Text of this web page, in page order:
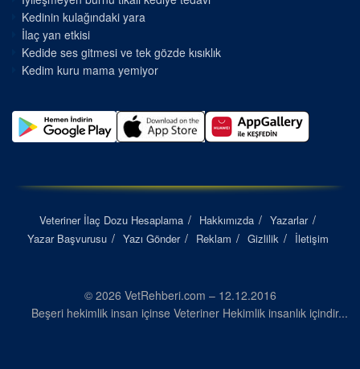
Kedinin kulağındaki yara
İlaç yan etkisi
Kedide ses gitmesi ve tek gözde kısıklık
Kedim kuru mama yemiyor
Veteriner İlaç Dozu Hesaplama Hakkımızda
Yazarlar
Yazar Başvurusu
Yazı Gönder Reklam Gizlilik İletişim
© 2026 VetRehberi.com – 12.12.2016
Beşeri hekimlik insan içinse Veteriner Hekimlik insanlık içindir...